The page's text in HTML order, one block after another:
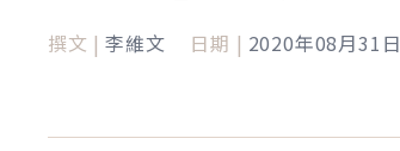
撰文 | 李維文 日期 | 2020年08月31日